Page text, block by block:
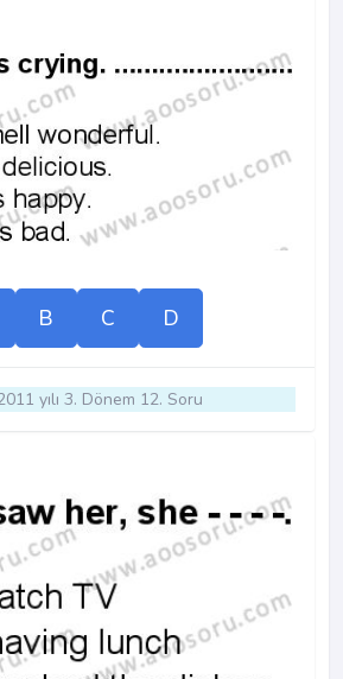
B C D
yılı 3. Dönem 12. Soru